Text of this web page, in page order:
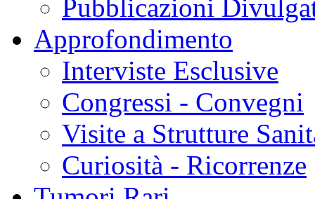
Pubblicazioni
Approfondimento
Interviste Esclusive
Congressi - Convegni
Visite a Strutture
Curiosità - Ricorrenze